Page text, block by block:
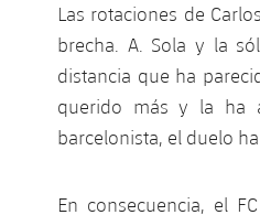
Las rotaciones de
brecha. A. Sola y la
distancia que ha
querido más y la ha
barcelonista, el duelo
En consecuencia, el